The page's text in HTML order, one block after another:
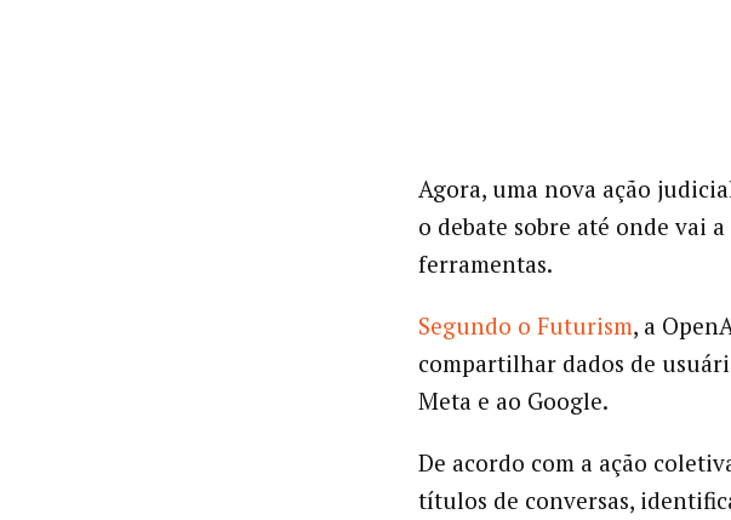
Agora, uma nova ação
o debate sobre até onde vai a
ferramentas.
Segundo o Futurism, a
compartilhar dados de
Meta e ao Google.
De acordo com a ação
títulos de conversas,